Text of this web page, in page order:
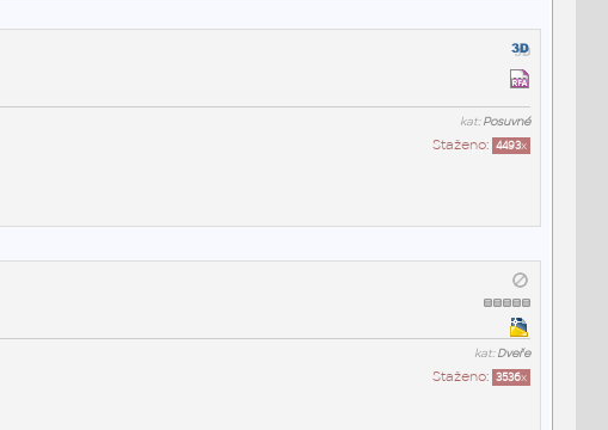
kat:Posuvné
Staženo: 4493x
kat:Dveře
Staženo: 3536x